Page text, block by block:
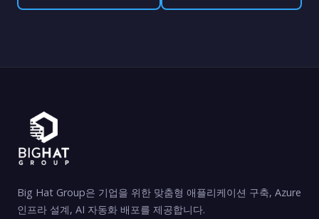
Big Hat Group은 기업을 위한 맞춤형 애플리케이션 구축, Azure
인프라 설계, AI 자동화 배포를 제공합니다.